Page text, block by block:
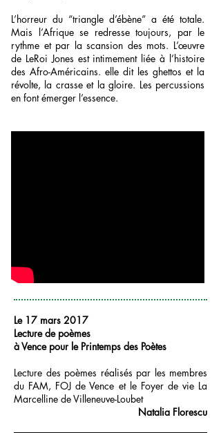
L’horreur du “triangle d’ébène” a été totale.
Mais l’Afrique se redresse toujours, par le
rythme et par la scansion des mots. L’œuvre
de LeRoi Jones est intimement liée à l’histoire
des Afro-Américains. elle dit les ghettos et la
révolte, la crasse et la gloire. Les percussions
en font émerger l’essence.
Le 17 mars 2017
Lecture de poèmes
à Vence pour le Printemps des Poètes
Lecture des poèmes réalisés par les membres
du FAM, FOJ de Vence et le Foyer de vie La
Marcelline de Villeneuve-Loubet
Natalia Florescu